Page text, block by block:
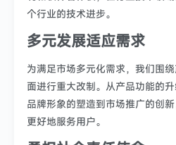
个行业的技术进步。
多元发展适应需求
为满足市场多元化需求，我们围
面进行重大改制。从产品功能的
品牌形象的塑造到市场推广的创
更好地服务用户。